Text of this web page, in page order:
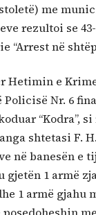
me
rezultoi se
“Arrest në
Hetimin e
Nr. 6
“Kodra”,
shtetasi F.
në banesën e
gjetën 1 armë
1 armë gjahu
posedoheshin